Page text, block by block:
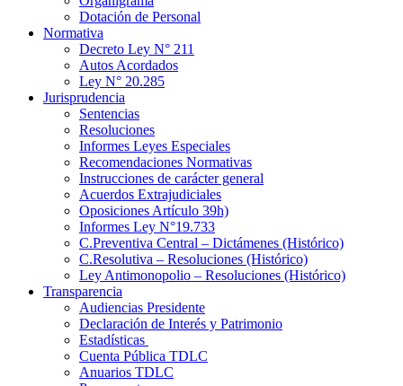
Dotación de Personal
Normativa
Decreto Ley N° 211
Autos Acordados
Ley N° 20.285
Jurisprudencia
Sentencias
Resoluciones
Informes Leyes Especiales
Recomendaciones Normativas
Instrucciones de carácter general
Acuerdos Extrajudiciales
Oposiciones Artículo 39h)
Informes Ley N°19.733
C.Preventiva Central – Dictámenes (Histórico)
C.Resolutiva – Resoluciones (Histórico)
Ley Antimonopolio – Resoluciones (Histórico)
Transparencia
Audiencias Presidente
Declaración de Interés y Patrimonio
Estadísticas
Cuenta Pública TDLC
Anuarios TDLC